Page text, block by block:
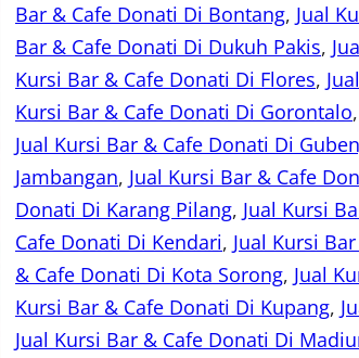
Bar & Cafe Donati Di Bontang, Jual
Bar & Cafe Donati Di Dukuh Pakis,
Kursi Bar & Cafe Donati Di Flores,
Kursi Bar & Cafe Donati Di Gorontalo,
Jual Kursi Bar & Cafe Donati Di
Jambangan, Jual Kursi Bar & Cafe
Donati Di Karang Pilang, Jual Kursi
Cafe Donati Di Kendari, Jual Kursi
& Cafe Donati Di Kota Sorong, Jual
Kursi Bar & Cafe Donati Di Kupang,
Jual Kursi Bar & Cafe Donati Di